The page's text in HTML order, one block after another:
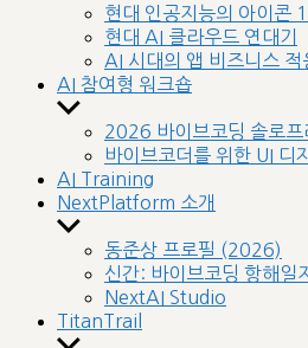
menu현대 인공지능의 아이콘
현대 AI 클라우드 연대기
AI 시대의 앱 비즈니스 적
AI 참여형 워크숍
Show
sub
menu
2026 바이브코딩 솔로프
바이브코더를 위한 UI 디
AI Training
NextPlatform 소개
Show
sub
menu
동준상 프로필 (2026)
신간: 바이브코딩 항해일지
NextAI Studio
TitanTrail
Show